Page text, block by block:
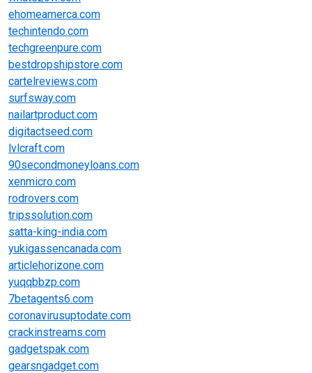
ehomeamerca.com
techintendo.com
techgreenpure.com
bestdropshipstore.com
cartelreviews.com
surfsway.com
nailartproduct.com
digitactseed.com
lvlcraft.com
90secondmoneyloans.com
xenmicro.com
rodrovers.com
tripssolution.com
satta-king-india.com
yukigassencanada.com
articlehorizone.com
yuqqbbzp.com
7betagents6.com
coronavirusuptodate.com
crackinstreams.com
gadgetspak.com
gearsngadget.com